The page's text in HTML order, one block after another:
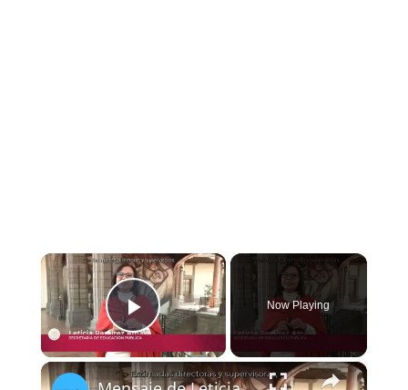
×
Play Video
Now Playing
×